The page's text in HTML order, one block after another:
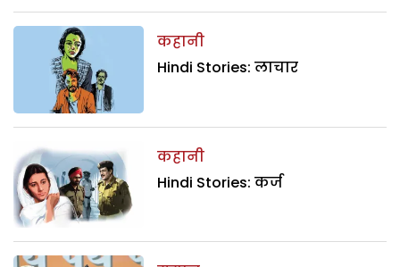
कहानी
Hindi Stories: लाचार
कहानी
Hindi Stories: कर्ज